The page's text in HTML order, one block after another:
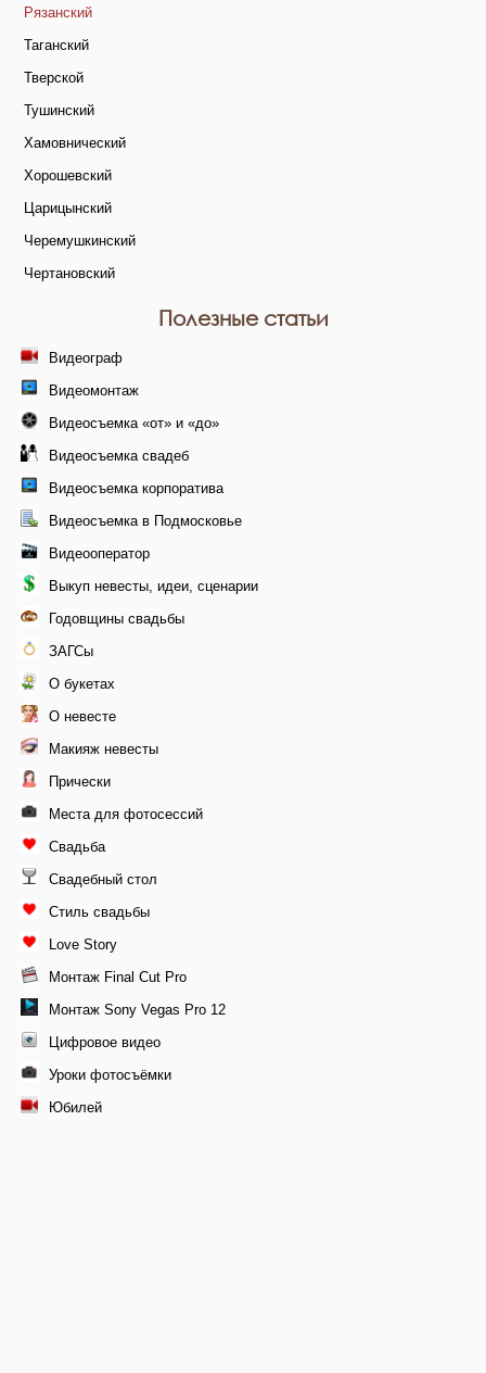
Рязанский
Таганский
Тверской
Тушинский
Хамовнический
Хорошевский
Царицынский
Черемушкинский
Чертановский
Полезные статьи
Видеограф
Видеомонтаж
Видеосъемка «от» и «до»
Видеосъемка свадеб
Видеосъемка корпоратива
Видеосъемка в Подмосковье
Видеооператор
Выкуп невесты, идеи, сценарии
Годовщины свадьбы
ЗАГСы
О букетах
О невесте
Макияж невесты
Прически
Места для фотосессий
Свадьба
Свадебный стол
Стиль свадьбы
Love Story
Монтаж Final Cut Pro
Монтаж Sony Vegas Pro 12
Цифровое видео
Уроки фотосъёмки
Юбилей